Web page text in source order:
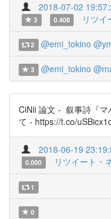
2018-07-02
3
0.408 リツ
2 @emi_tokino
3 @emi_tokino
CiNii 論文 - 叙事詩『マ
て - https://t.co/
2018-06-19
0.000
リツイート・
1
0